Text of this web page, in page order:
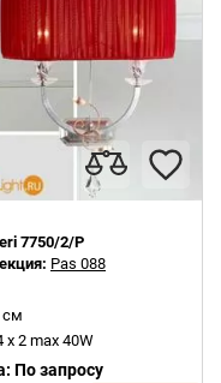
7750/2/P
Pas 088
см
x 2 max 40W
По запросу